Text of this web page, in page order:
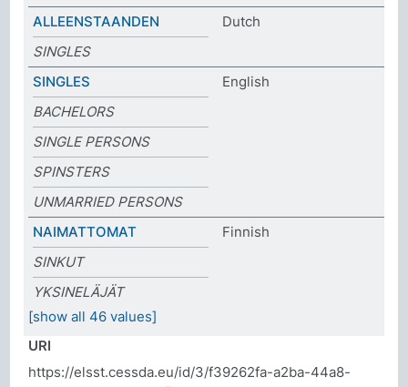
ALLEENSTAANDEN
Dutch
SINGLES
SINGLES
English
BACHELORS
SINGLE PERSONS
SPINSTERS
UNMARRIED PERSONS
NAIMATTOMAT
Finnish
SINKUT
YKSINELÄJÄT
[show all 46 values]
URI
https://elsst.cessda.eu/id/3/f39262fa-a2ba-44a8-